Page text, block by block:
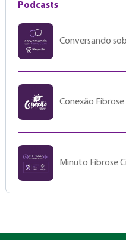
Podcasts
Conversando
Conexão Fibrose
Minuto Fibrose